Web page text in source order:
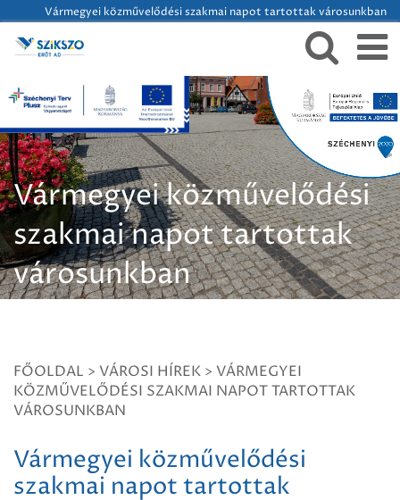
Vármegyei közművelődési szakmai napot tartottak városunkban
Vármegyei közművelődési
szakmai napot tartottak
városunkban
FŐOLDAL > VÁROSI HÍREK > VÁRMEGYEI
KÖZMŰVELŐDÉSI SZAKMAI NAPOT TARTOTTAK
VÁROSUNKBAN
Vármegyei közművelődési
szakmai napot tartottak